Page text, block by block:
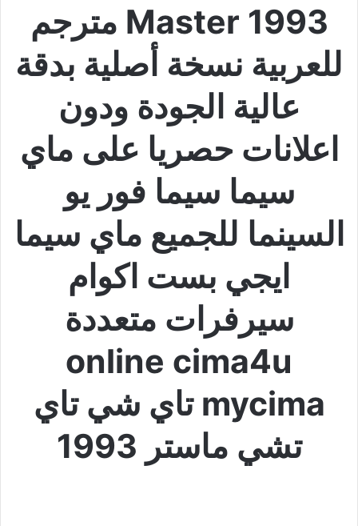
Master 1993 مترجم
للعربية نسخة أصلية بدقة
عالية الجودة ودون
اعلانات حصريا على ماي
سيما سيما فور يو
السينما للجميع ماي سيما
ايجي بست اكوام
سيرفرات متعددة
online cima4u
mycima تاي شي تاي
تشي ماستر 1993